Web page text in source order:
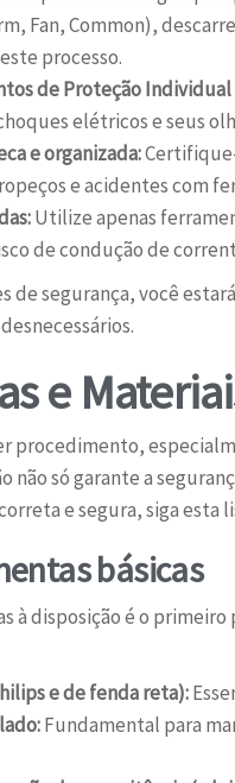
Fan, Common),
processo.
de Proteção Individual
elétricos e seus
e organizada:
e acidentes com
Utilize apenas
de condução de
de segurança, você
e
procedimento,
não só garante a
e segura, siga esta
básicas
à disposição é o
e de fenda reta):
Fundamental para